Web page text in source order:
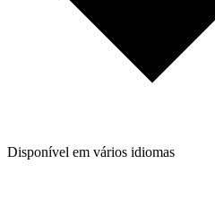
Disponível em vários idiomas